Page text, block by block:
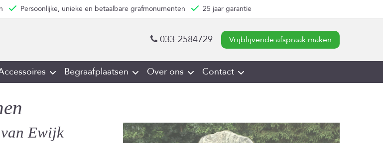
Persoonlijke, unieke en betaalbare grafmonumenten 25 jaar garantie
033-2584729 Vrijblijvende afspraak maken
Begraafplaatsen Over ons Contact
Ewijk